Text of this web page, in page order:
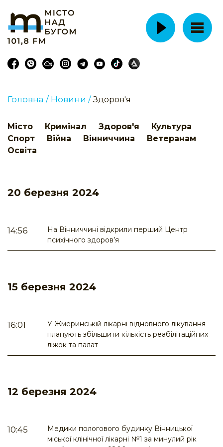
Головна / Новини / Здоров'я
Місто Кримінал Здоров'я
Культура
Спорт
Війна Вінниччина
Ветеранам
Освіта
20 березня 2024
14:56
На Вінниччині відкрили перший Центр
психічного здоров’я
15 березня 2024
16:01
У Жмеринській лікарні відновного лікування
планують збільшити кількість реабілітаційних
ліжок та палат
12 березня 2024
10:45
Медики пологового будинку Вінницької
міської клінічної лікарні №1 за минулий рік